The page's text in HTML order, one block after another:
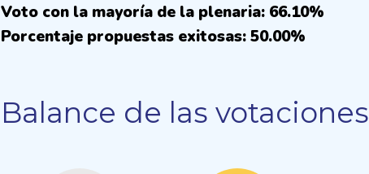
Voto con la mayoría de la plenaria: 66.10%
Porcentaje propuestas exitosas: 50.00%
Balance de las votaciones